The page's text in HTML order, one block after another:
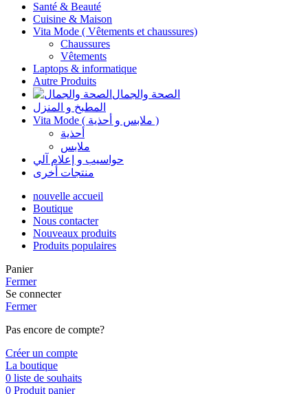
Santé & Beauté
Cuisine & Maison
Vita Mode ( Vêtements et chaussures)
Chaussures
Vêtements
Laptops & informatique
Autre Produits
الصحة والجمال
المطبخ و المنزل
Vita Mode ( ملابس و أحذية )
أحذية
ملابس
حواسيب و إعلام آلي
منتجات أخرى
nouvelle accueil
Boutique
Nous contacter
Nouveaux produits
Produits populaires
Panier
Fermer
Se connecter
Fermer
Pas encore de compte?
Créer un compte
La boutique
0 liste de souhaits
0 Produit panier